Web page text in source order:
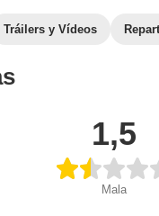
Tráilers y Vídeos
1,5
Mala